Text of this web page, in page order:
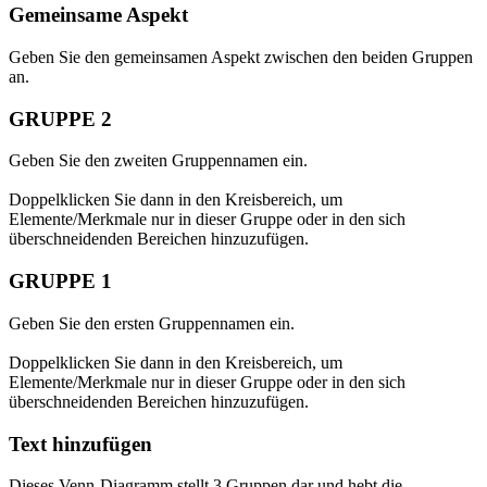
Gemeinsame Aspekt
Geben Sie den gemeinsamen Aspekt zwischen den beiden Gruppen
an.
GRUPPE 2
Geben Sie den zweiten Gruppennamen ein.
Doppelklicken Sie dann in den Kreisbereich, um
Elemente/Merkmale nur in dieser Gruppe oder in den sich
überschneidenden Bereichen hinzuzufügen.
GRUPPE 1
Geben Sie den ersten Gruppennamen ein.
Doppelklicken Sie dann in den Kreisbereich, um
Elemente/Merkmale nur in dieser Gruppe oder in den sich
überschneidenden Bereichen hinzuzufügen.
Text hinzufügen